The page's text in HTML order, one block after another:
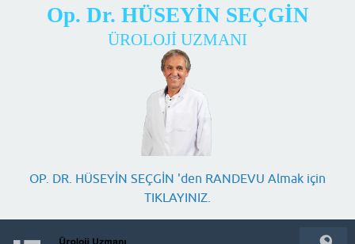
Op. Dr. HÜSEYİN SEÇGİN
ÜROLOJİ UZMANI
OP. DR. HÜSEYİN SEÇGİN 'den RANDEVU Almak için
TIKLAYINIZ.